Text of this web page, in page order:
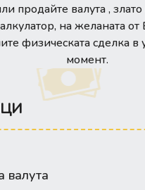
продайте валута ,
на желаната от
физическата сделка в
момент.
валута